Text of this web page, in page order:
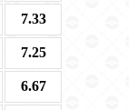
7.33
7.25
6.67